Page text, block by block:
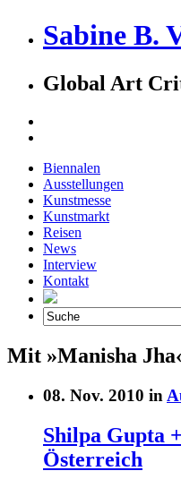
Sabine B.
Global Art
Biennalen
Ausstellungen
Kunstmesse
Kunstmarkt
Reisen
News
Interview
Kontakt
Mit »Manisha
08. Nov. 2010 in
Shilpa Gupta
Österreich